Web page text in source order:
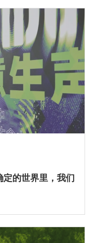
的世界里，我们